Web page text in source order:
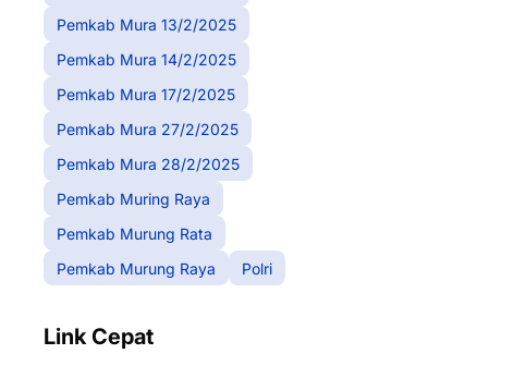
Pemkab Mura 13/2/2025
Pemkab Mura 14/2/2025
Pemkab Mura 17/2/2025
Pemkab Mura 27/2/2025
Pemkab Mura 28/2/2025
Pemkab Muring Raya
Pemkab Murung Rata
Pemkab Murung Raya
Polri
Link Cepat